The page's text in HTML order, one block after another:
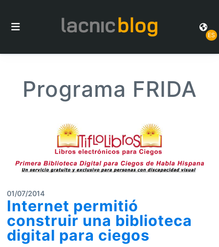
ES
Programa FRIDA
01/07/2014
Internet permitió
construir una biblioteca
digital para ciegos